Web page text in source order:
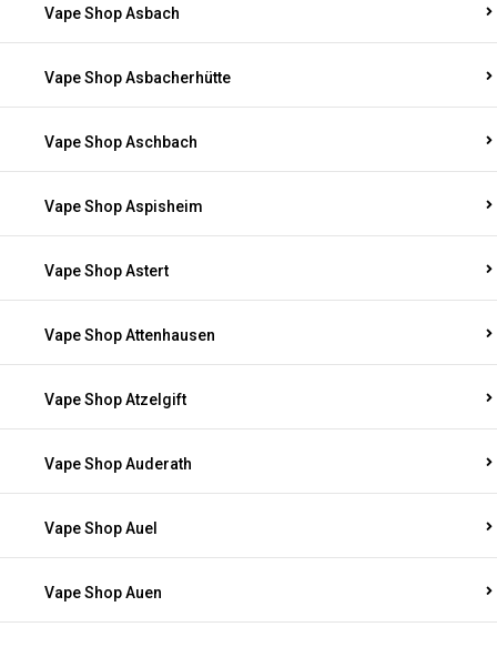
Vape Shop Asbach
Vape Shop Asbacherhütte
Vape Shop Aschbach
Vape Shop Aspisheim
Vape Shop Astert
Vape Shop Attenhausen
Vape Shop Atzelgift
Vape Shop Auderath
Vape Shop Auel
Vape Shop Auen